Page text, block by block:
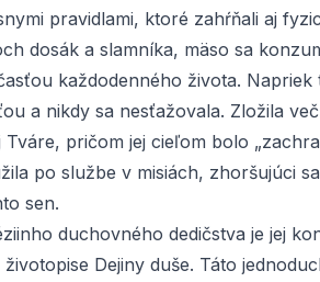
pravidlami, ktoré zahŕňali aj
dosák a slamníka, mäso sa
každodenného života. Napriek
a nikdy sa nesťažovala. Zložila
pričom jej cieľom bolo
po službe v misiách, zhoršujúci sa
sen.
duchovného dedičstva je jej
životopise Dejiny duše. Táto